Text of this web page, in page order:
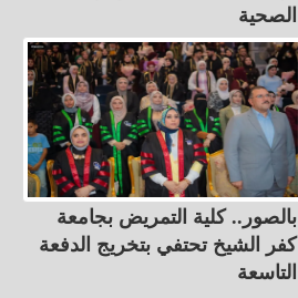
الصحية
بالصور.. كلية التمريض بجامعة
كفر الشيخ تحتفي بتخريج الدفعة
التاسعة